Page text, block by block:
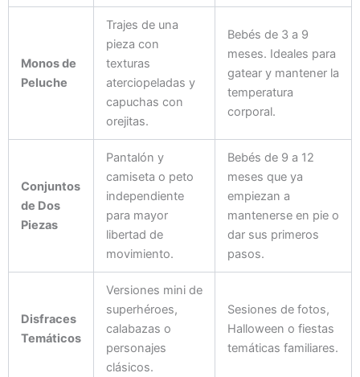
Monos de
Peluche
Trajes de una
pieza con
texturas
aterciopeladas y
capuchas con
orejitas.
Bebés de 3 a 9
meses. Ideales para
gatear y mantener la
temperatura
corporal.
Conjuntos
de Dos
Piezas
Pantalón y
camiseta o peto
independiente
para mayor
libertad de
movimiento.
Bebés de 9 a 12
meses que ya
empiezan a
mantenerse en pie o
dar sus primeros
pasos.
Disfraces
Temáticos
Versiones mini de
superhéroes,
calabazas o
personajes
clásicos.
Sesiones de fotos,
Halloween o fiestas
temáticas familiares.